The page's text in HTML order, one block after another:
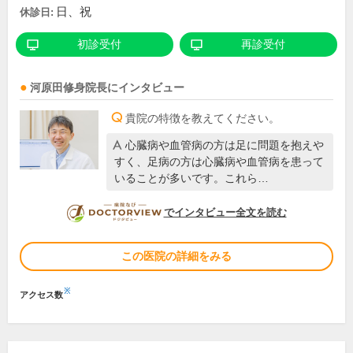
休診日: 日、祝
初診受付 再診受付
河原田修身院長にインタビュー
貴院の特徴を教えてください。
心臓病や血管病の方は足に問題を抱えや
すく、足病の方は心臓病や血管病を患って
いることが多いです。これら…
DOCTORVIEW
でインタビュー全文を読む
この医院の詳細をみる
アクセス数※